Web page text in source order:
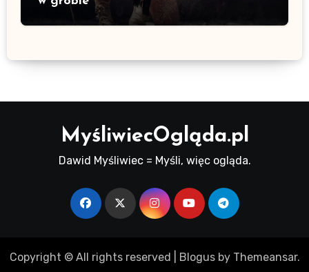
MyśliwiecOgląda.pl
Dawid Myśliwiec = Myśli, więc ogląda.
Copyright © All rights reserved Blogusby Themeansar.